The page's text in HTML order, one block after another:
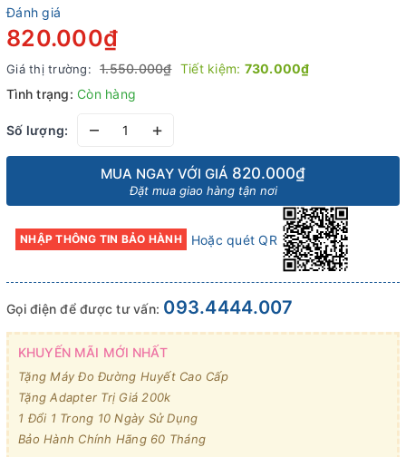
Đánh giá
820.000₫
Giá thị trường: 1.550.000₫ Tiết kiệm: 730.000₫
Tình trạng: Còn hàng
Số lượng: – +
MUA NGAY VỚI GIÁ 820.000₫
Đặt mua giao hàng tận nơi
NHẬP THÔNG TIN BẢO HÀNH Hoặc quét QR
Gọi điện để được tư vấn: 093.4444.007
KHUYẾN MÃI MỚI NHẤT
Tặng Máy Đo Đường Huyết Cao Cấp
Tặng Adapter Trị Giá 200k
1 Đổi 1 Trong 10 Ngày Sử Dụng
Bảo Hành Chính Hãng 60 Tháng